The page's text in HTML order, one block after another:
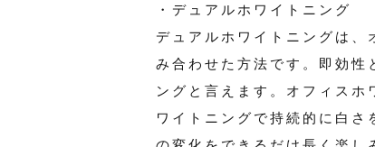
・デュアルホワイトニング
デュアルホワイトニングは、
み合わせた方法です。即効性
ングと言えます。オフィス
ワイトニングで持続的に白さ